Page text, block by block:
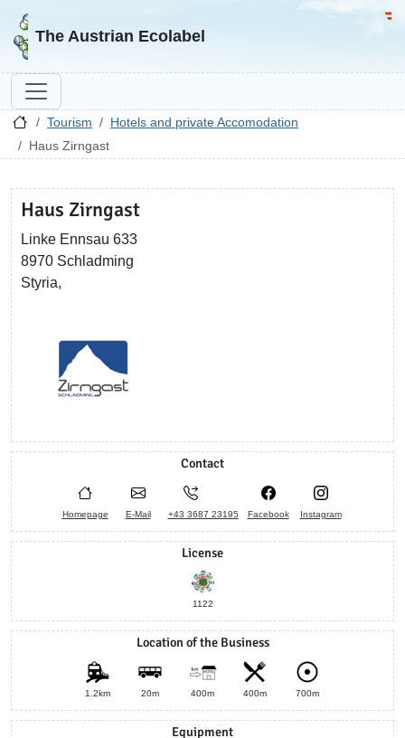
Go to homepage
The Austrian Ecolabel
Tourism
Hotels and private Accomodation
Haus Zirngast
Haus Zirngast
Linke Ennsau 633
8970 Schladming
Styria,
Contact
Homepage E-Mail +43 3687 23195 Facebook Instagram
License
1122
Location of the Business
1.2km 20m 400m 400m 700m
Equipment